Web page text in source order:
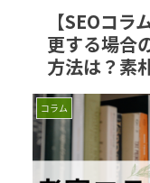
【SEOコ
更する場合
方法は？素
コラム